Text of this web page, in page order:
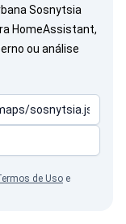
Sosnytsia
HomeAssistant,
ou análise
de Uso e